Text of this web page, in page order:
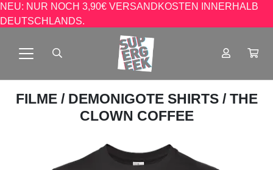
NEU: NUR NOCH 3,90€ VERSANDKOSTEN INNERHALB
DEUTSCHLANDS.
FILME / DEMONIGOTE SHIRTS / THE
CLOWN COFFEE